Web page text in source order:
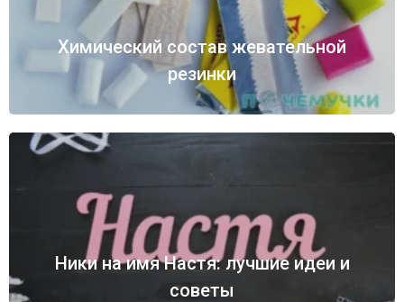
Химический состав жевательной
резинки
Ники на имя Настя: лучшие идеи и
советы